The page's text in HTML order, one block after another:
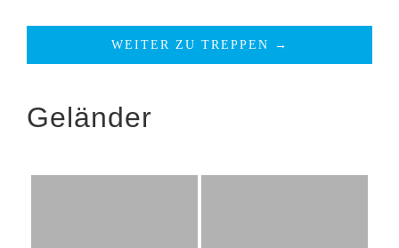
WEITER ZU TREPPEN →
Geländer